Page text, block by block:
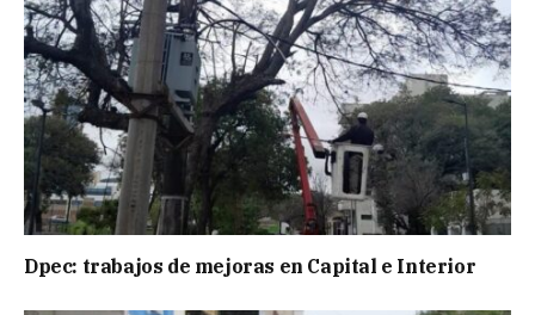
Dpec: trabajos de mejoras en Capital e Interior